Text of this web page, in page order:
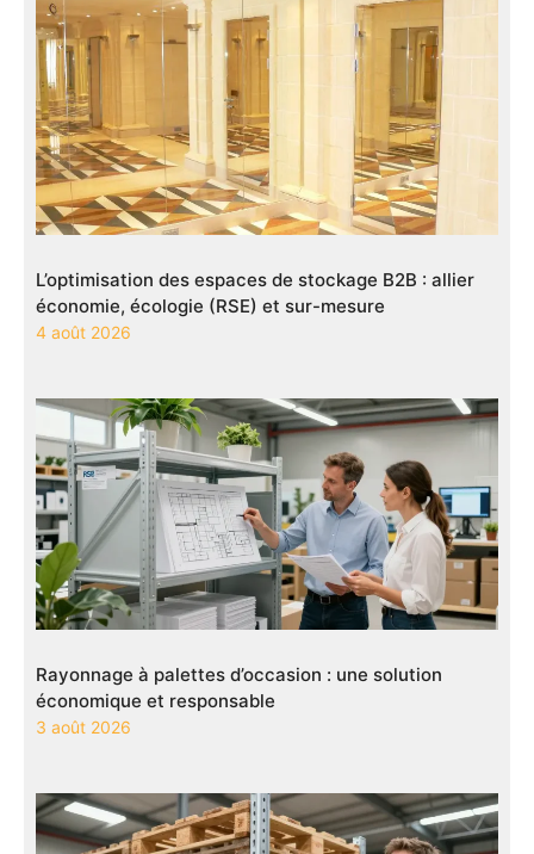
L’optimisation des espaces de stockage B2B : allier
économie, écologie (RSE) et sur-mesure
4 août 2026
Rayonnage à palettes d’occasion : une solution
économique et responsable
3 août 2026